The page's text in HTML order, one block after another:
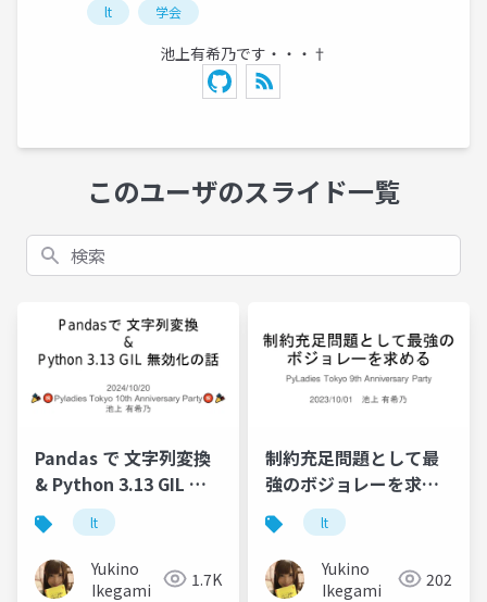
lt 学会
池上有希乃です・・・†
このユーザのスライド一覧
検索
Pandas で 文字列変換
& Python 3.13 GIL 無
効化の話
lt
Yukino
Ikegami
1.7K
制約充足問題として最
強のボジョレーを求め
る
lt
Yukino
Ikegami
202